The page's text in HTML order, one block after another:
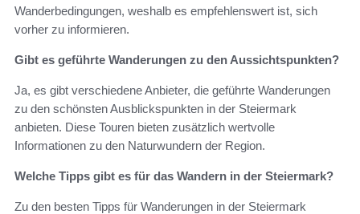
Wanderbedingungen, weshalb es empfehlenswert ist, sich
vorher zu informieren.
Gibt es geführte Wanderungen zu den Aussichtspunkten?
Ja, es gibt verschiedene Anbieter, die geführte Wanderungen
zu den schönsten Ausblickspunkten in der Steiermark
anbieten. Diese Touren bieten zusätzlich wertvolle
Informationen zu den Naturwundern der Region.
Welche Tipps gibt es für das Wandern in der Steiermark?
Zu den besten Tipps für Wanderungen in der Steiermark